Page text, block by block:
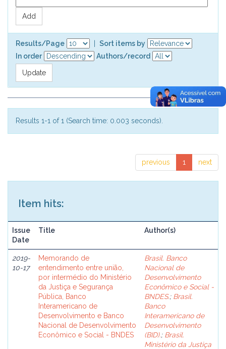
Results/Page
Sort items by
In order
Authors/record
Results 1-1 of 1 (Search time: 0.003 seconds).
previous 1 next
Item hits:
Issue
Date
Title Author(s)
2019-
10-17
Memorando de
entendimento entre união,
por intermédio do Ministério
da Justiça e Segurança
Pública, Banco
Interamericano de
Desenvolvimento e Banco
Nacional de Desenvolvimento
Econômico e Social - BNDES
Brasil. Banco
Nacional de
Desenvolvimento
Econômico e Social -
BNDES.; Brasil.
Banco
Interamericano de
Desenvolvimento
(BID).; Brasil.
Ministério da Justiça